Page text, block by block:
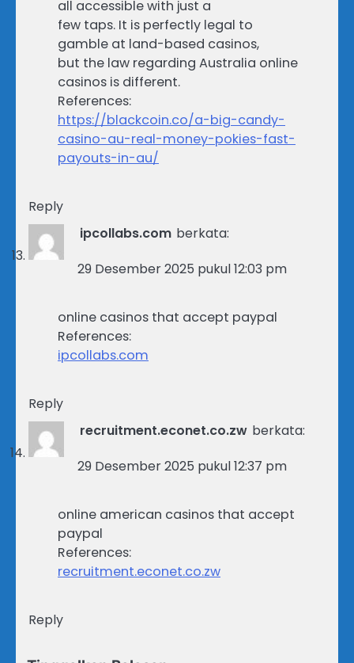
all accessible with just a
few taps. It is perfectly legal to
gamble at land-based casinos,
but the law regarding Australia online
casinos is different.
References:
https://blackcoin.co/a-big-candy-
casino-au-real-money-pokies-fast-
payouts-in-au/
Reply
ipcollabs.com berkata:
29 Desember 2025 pukul 12:03 pm
online casinos that accept paypal
References:
ipcollabs.com
Reply
recruitment.econet.co.zw berkata:
29 Desember 2025 pukul 12:37 pm
online american casinos that accept
paypal
References:
recruitment.econet.co.zw
Reply